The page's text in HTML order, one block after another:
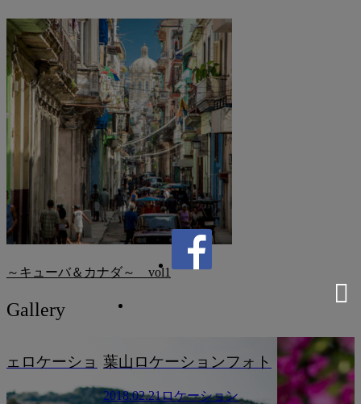
～キューバ＆カナダ～ vol1
Gallery
葉山ロケーションフォト
2018.02.21ロケーション